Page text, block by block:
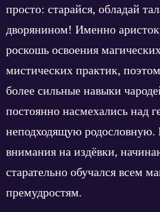
просто: старайся, обладай
дворянином! Именно
роскошь освоения
мистических практик,
более сильные навыки
постоянно насмехались над
неподходящую родословную.
внимания на издёвки,
старательно обучался всем
премудростям.